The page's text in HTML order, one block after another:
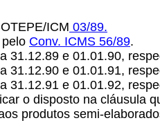
ICM 03/89.
Conv. ICMS 56/89.
31.12.89 e 01.01.90,
31.12.90 e 01.01.91,
31.12.91 e 01.01.92,
o disposto na cláusula
produtos semi-